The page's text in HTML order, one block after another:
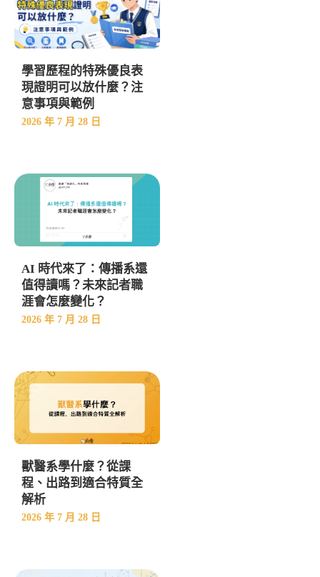
學習歷程的特殊優良表
現證明可以放什麼？注
意事項與範例
2026 年 7 月 28 日
AI 時代來了：傳播系還
值得讀嗎？未來記者職
涯會怎麼變化？
2026 年 7 月 28 日
獸醫系學什麼？從課
程、出路到適合特質全
解析
2026 年 7 月 28 日